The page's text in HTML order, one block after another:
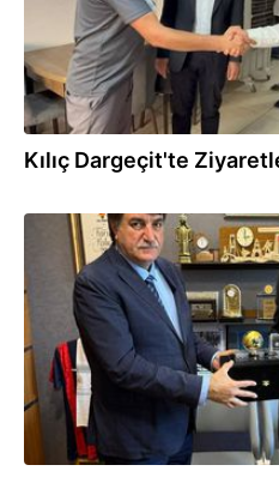
Kılıç Dargeçit'te
04.07.2025